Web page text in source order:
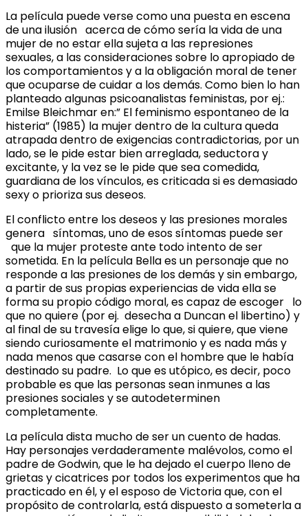
La película puede verse como una puesta en escena
de una ilusión acerca de cómo sería la vida de una
mujer de no estar ella sujeta a las represiones
sexuales, a las consideraciones sobre lo apropiado de
los comportamientos y a la obligación moral de tener
que ocuparse de cuidar a los demás. Como bien lo han
planteado algunas psicoanalistas feministas, por ej.:
Emilse Bleichmar en:” El feminismo espontaneo de la
histeria” (1985) la mujer dentro de la cultura queda
atrapada dentro de exigencias contradictorias, por un
lado, se le pide estar bien arreglada, seductora y
excitante, y la vez se le pide que sea comedida,
guardiana de los vínculos, es criticada si es demasiado
sexy o prioriza sus deseos.
El conflicto entre los deseos y las presiones morales
genera síntomas, uno de esos síntomas puede ser
que la mujer proteste ante todo intento de ser
sometida. En la película Bella es un personaje que no
responde a las presiones de los demás y sin embargo,
a partir de sus propias experiencias de vida ella se
forma su propio código moral, es capaz de escoger lo
que no quiere (por ej. desecha a Duncan el libertino) y
al final de su travesía elige lo que, si quiere, que viene
siendo curiosamente el matrimonio y es nada más y
nada menos que casarse con el hombre que le había
destinado su padre. Lo que es utópico, es decir, poco
probable es que las personas sean inmunes a las
presiones sociales y se autodeterminen
completamente.
La película dista mucho de ser un cuento de hadas.
Hay personajes verdaderamente malévolos, como el
padre de Godwin, que le ha dejado el cuerpo lleno de
grietas y cicatrices por todos los experimentos que ha
practicado en él, y el esposo de Victoria que, con el
propósito de controlarla, está dispuesto a someterla a